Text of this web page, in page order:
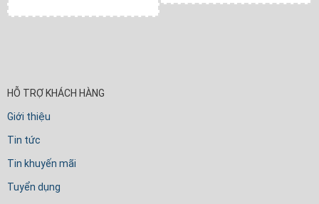
HỖ TRỢ KHÁCH HÀNG
Giới thiệu
Tin tức
Tin khuyến mãi
Tuyển dụng